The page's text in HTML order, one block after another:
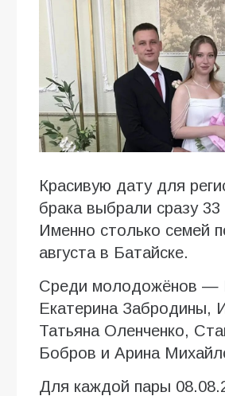
Красивую дату для
брака выбрали сразу 33
Именно столько семей
августа в Батайске.
Среди молодожёнов —
Екатерина Забродины,
Татьяна Оленченко,
Бобров и Арина
Для каждой пары